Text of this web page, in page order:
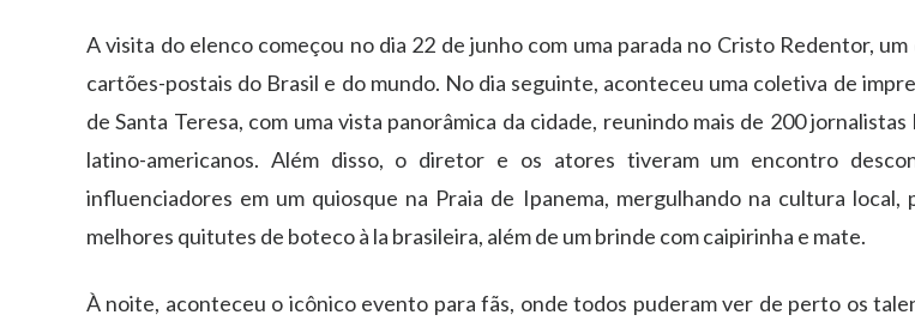
A visita do elenco começou no dia 22 de junho com uma parada no Cristo Redentor, um
cartões-postais do Brasil e do mundo. No dia seguinte, aconteceu uma coletiva de
de Santa Teresa, com uma vista panorâmica da cidade, reunindo mais de 200 jornalistas
latino-americanos. Além disso, o diretor e os atores tiveram um encontro
influenciadores em um quiosque na Praia de Ipanema, mergulhando na cultura local,
melhores quitutes de boteco à la brasileira, além de um brinde com caipirinha e mate.
À noite, aconteceu o icônico evento para fãs, onde todos puderam ver de perto os